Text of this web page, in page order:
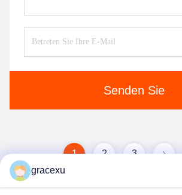
Senden Sie
1 2 3
gracexu